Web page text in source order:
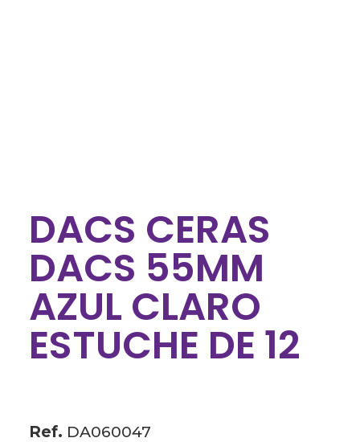
DACS CERAS
DACS 55MM
AZUL CLARO
ESTUCHE DE 12
Ref. DA060047